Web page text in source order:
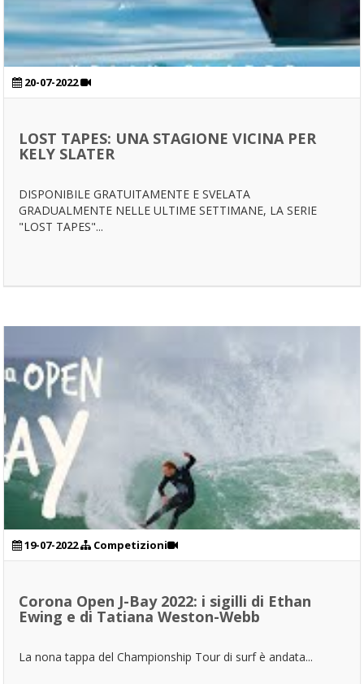
20-07-2022
LOST TAPES: UNA STAGIONE VICINA PER
KELY SLATER
DISPONIBILE GRATUITAMENTE E SVELATA
GRADUALMENTE NELLE ULTIME SETTIMANE, LA SERIE
"LOST TAPES"...
19-07-2022 Competizioni
Corona Open J-Bay 2022: i sigilli di Ethan
Ewing e di Tatiana Weston-Webb
La nona tappa del Championship Tour di surf è andata...